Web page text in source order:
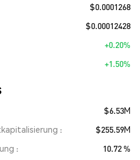
$0.0001268
$0.00012428
+0.20%
+1.50%
$6.53M
$255.59M
10.72 %